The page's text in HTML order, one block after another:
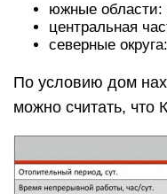
южные области:
центральная
северные
По условию дом
можно считать, что